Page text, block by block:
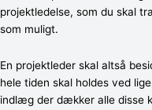
projektledelse, som du skal
som muligt.
En projektleder skal altså
hele tiden skal holdes ved
indlæg der dækker alle disse